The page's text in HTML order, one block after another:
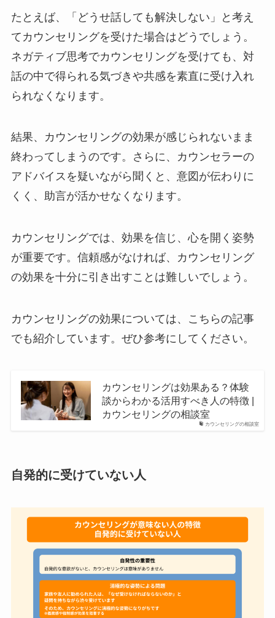
たとえば、「どうせ話しても解決しない」と考え
てカウンセリングを受けた場合はどうでしょう。
ネガティブ思考でカウンセリングを受けても、対
話の中で得られる気づきや共感を素直に受け入れ
られなくなります。
結果、カウンセリングの効果が感じられないまま
終わってしまうのです。さらに、カウンセラーの
アドバイスを疑いながら聞くと、意図が伝わりに
くく、助言が活かせなくなります。
カウンセリングでは、効果を信じ、心を開く姿勢
が重要です。信頼感がなければ、カウンセリング
の効果を十分に引き出すことは難しいでしょう。
カウンセリングの効果については、こちらの記事
でも紹介しています。ぜひ参考にしてください。
カウンセリングの相談室
カウンセリングは効果ある？体験
談からわかる活用すべき人の特徴 |
カウンセリングの相談室
自発的に受けていない人